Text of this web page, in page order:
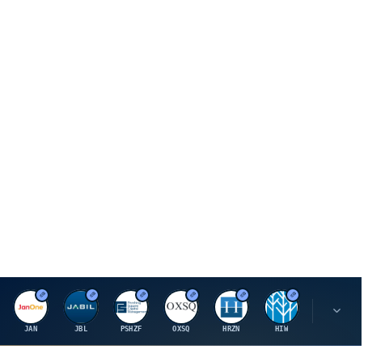
J
JAN
J
JBL
P
PSHZF
O
OXSQ
H
HRZN
H
HIW
U